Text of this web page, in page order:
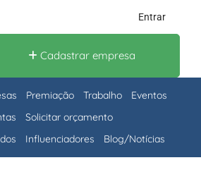
Entrar
Cadastrar empresa
Premiação Trabalho
Eventos
Solicitar orçamento
Influenciadores Blog/Notícias